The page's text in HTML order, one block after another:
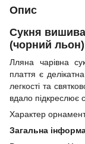
Опис
Сукня
(чорний льон)
Лляна чарівна
плаття є
легкості та
вдало підкреслює
Характер
Загальна